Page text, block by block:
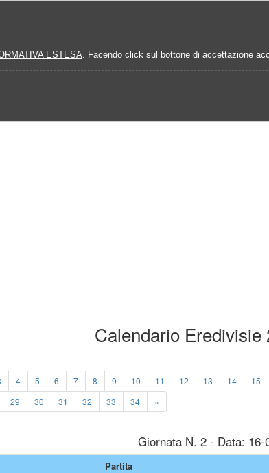
ESTESA. Facendo click sul bottone di accettazione
Calendario Eredivisie
4 5 6 7 8 9 10 11 12 13 14 15
29 30 31 32 33 34 »
Giornata N. 2 - Data: 16-
Partita